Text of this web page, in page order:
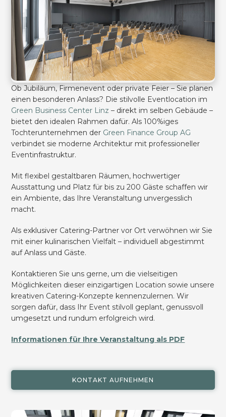
Ob Jubiläum, Firmenevent oder private Feier – Sie planen
einen besonderen Anlass? Die stilvolle Eventlocation im
Green Business Center Linz – direkt im selben Gebäude –
bietet den idealen Rahmen dafür. Als 100%iges
Tochterunternehmen der Green Finance Group AG
verbindet sie moderne Architektur mit professioneller
Eventinfrastruktur.
Mit flexibel gestaltbaren Räumen, hochwertiger
Ausstattung und Platz für bis zu 200 Gäste schaffen wir
ein Ambiente, das Ihre Veranstaltung unvergesslich
macht.
Als exklusiver Catering-Partner vor Ort verwöhnen wir Sie
mit einer kulinarischen Vielfalt – individuell abgestimmt
auf Anlass und Gäste.
Kontaktieren Sie uns gerne, um die vielseitigen
Möglichkeiten dieser einzigartigen Location sowie unsere
kreativen Catering-Konzepte kennenzulernen. Wir
sorgen dafür, dass Ihr Event stilvoll geplant, genussvoll
umgesetzt und rundum erfolgreich wird.
Informationen für Ihre Veranstaltung als PDF
KONTAKT AUFNEHMEN